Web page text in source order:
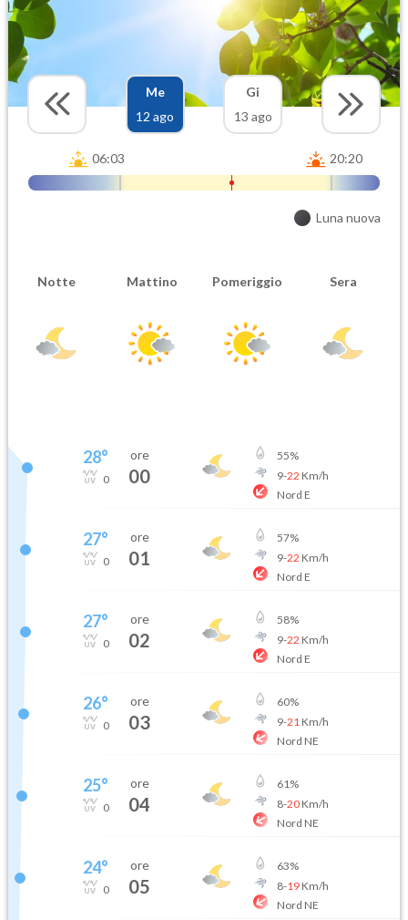
Me
12 ago
Gi
13 ago
06:03 20:20
Luna nuova
Notte Mattino Pomeriggio Sera
28°
0
ore
00
55%
9-22 Km/h
Nord E
27°
0
ore
01
57%
9-22 Km/h
Nord E
27°
0
ore
02
58%
9-22 Km/h
Nord E
26°
0
ore
03
60%
9-21 Km/h
Nord NE
25°
0
ore
04
61%
8-20Km/h
Nord NE
24°
0
ore
05
63%
8-19Km/h
Nord NE